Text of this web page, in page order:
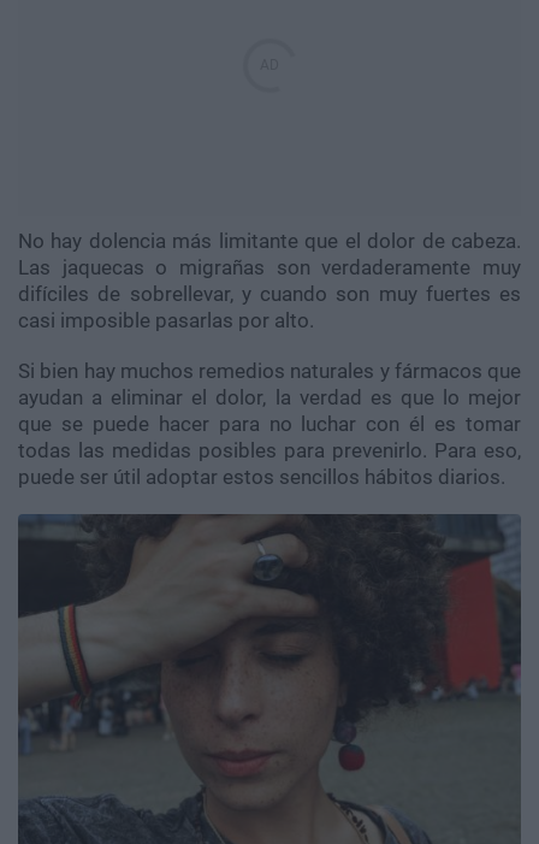
No hay dolencia más limitante que el dolor de cabeza.
Las jaquecas o migrañas son verdaderamente muy
difíciles de sobrellevar, y cuando son muy fuertes es
casi imposible pasarlas por alto.
Si bien hay muchos remedios naturales y fármacos que
ayudan a eliminar el dolor, la verdad es que lo mejor
que se puede hacer para no luchar con él es tomar
todas las medidas posibles para prevenirlo. Para eso,
puede ser útil adoptar estos sencillos hábitos diarios.